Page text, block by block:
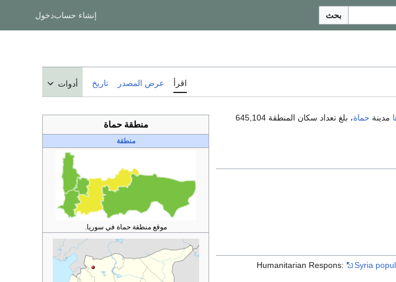
بحث إنشاء حسابدخول
اقرأ عرض المصدر تاريخ أدوات
منطقة حماة
منطقة
موقع منطقة حماة في سوريا.
مدينة حماة
، بلغ تعداد سكان المنطقة 645,104
Humanitarian Respons: Syria